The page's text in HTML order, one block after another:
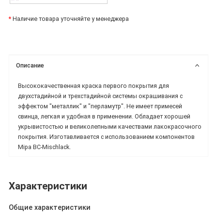
* Наличие товара уточняйте у менеджера
Описание
Высококачественная краска первого покрытия для
двухстадийной и трехстадийной системы окрашивания с
эффектом "металлик" и "перламутр". Не имеет примесей
свинца, легкая и удобная в применении. Обладает хорошей
укрывистостью и великолепными качествами лакокрасочного
покрытия. Изготавливается с использованием компонентов
Mipa BC-Mischlack.
Характеристики
Общие характеристики